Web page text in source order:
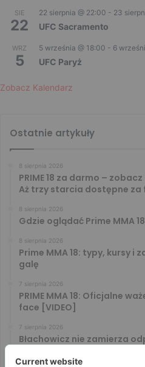
SIE
22
22 sierpnia @ 22:00 - 23
UFC Sacramento
WRZ
5
5 września @ 18:00 - 6
UFC Paryż
Zobacz Kalendarz
Ostatnie artykuły
8 sierpnia 2026
PRIME 18 za darmo –
Aż trzy starcia dostępne za
8 sierpnia 2026
Gdzie oglądać Prime MMA
8 sierpnia 2026
Prime MMA 18: typy, kursy i
galę
7 sierpnia 2026
PRIME MMA 18: Oficjalne
face [VIDEO]
7 sierpnia 2026
Błachowicz nie zamierza